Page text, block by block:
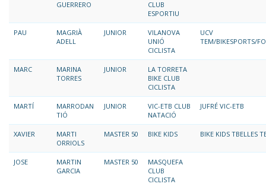
GUERRERO
CLUB
ESPORTIU
PAU
MAGRIÀ
ADELL
JUNIOR
VILANOVA
UNIÓ
CICLISTA
UCV
TEM/BIKESPORTS/
MARC
MARINA
TORRES
JUNIOR
LA TORRETA
BIKE CLUB
CICLISTA
MARTÍ
MARRODAN
TIÓ
JUNIOR
VIC-ETB CLUB
NATACIÓ
JUFRÉ VIC-ETB
XAVIER
MARTI
ORRIOLS
MASTER 50 BIKE KIDS BIKE KIDS TBELLES
JOSE
MARTIN
GARCIA
MASTER 50
MASQUEFA
CLUB
CICLISTA